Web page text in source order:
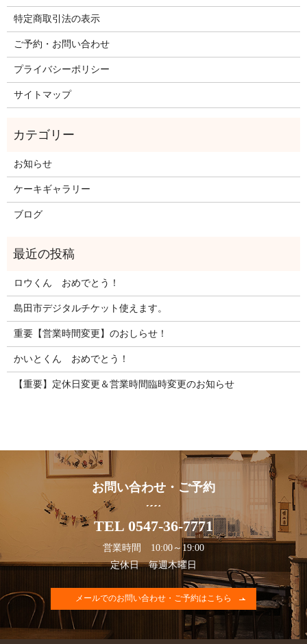
特定商取引法の表示
ご予約・お問い合わせ
プライバシーポリシー
サイトマップ
お知らせ
ケーキギャラリー
ブログ
ロウくん おめでとう！
島田市デジタルチケット使えます。
重要【営業時間変更】のおしらせ！
かいとくん おめでとう！
【重要】定休日変更＆営業時間臨時変更のお知らせ
お問い合わせ・ご予約
TEL 0547-36-7771
営業時間 10:00～19:00
定休日 毎週木曜日
メールでのお問い合わせ・ご予約はこちら